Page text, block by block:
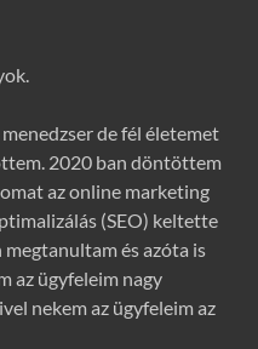
de fél életemet
2020 ban döntöttem
az online marketing
(SEO) keltette
és azóta is
az ügyfeleim nagy
nekem az ügyfeleim az